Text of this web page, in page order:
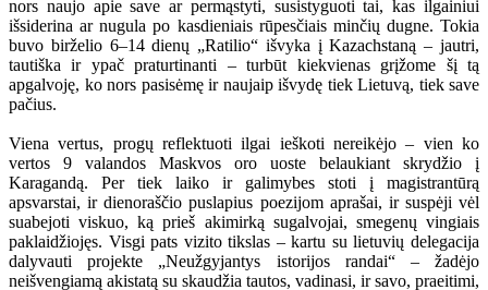
nors naujo apie save ar permąstyti, susistyguoti tai, kas ilgainiui
išsiderina ar nugula po kasdieniais rūpesčiais minčių dugne. Tokia
buvo birželio 6–14 dienų „Ratilio“ išvyka į Kazachstaną – jautri,
tautiška ir ypač praturtinanti – turbūt kiekvienas grįžome šį tą
apgalvoję, ko nors pasisėmę ir naujaip išvydę tiek Lietuvą, tiek save
pačius.
Viena vertus, progų reflektuoti ilgai ieškoti nereikėjo – vien ko
vertos 9 valandos Maskvos oro uoste belaukiant skrydžio į
Karagandą. Per tiek laiko ir galimybes stoti į magistrantūrą
apsvarstai, ir dienoraščio puslapius poezijom aprašai, ir suspėji vėl
suabejoti viskuo, ką prieš akimirką sugalvojai, smegenų vingiais
paklaidžiojęs. Visgi pats vizito tikslas – kartu su lietuvių delegacija
dalyvauti projekte „Neužgyjantys istorijos randai“ – žadėjo
neišvengiamą akistatą su skaudžia tautos, vadinasi, ir savo, praeitimi,